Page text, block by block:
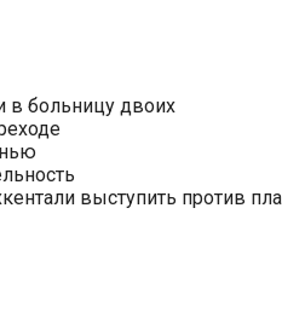
в больницу двоих
выступить против